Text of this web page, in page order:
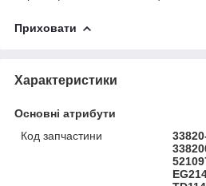
Приховати
Характеристики
Основні атрибути
Код запчастини